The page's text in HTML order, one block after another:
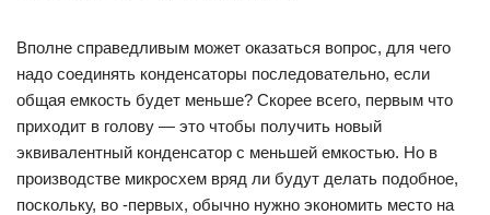
Вполне справедливым может оказаться вопрос, для чего
надо соединять конденсаторы последовательно, если
общая емкость будет меньше? Скорее всего, первым что
приходит в голову — это чтобы получить новый
эквивалентный конденсатор с меньшей емкостью. Но в
производстве микросхем вряд ли будут делать подобное,
поскольку, во -первых, обычно нужно экономить место на